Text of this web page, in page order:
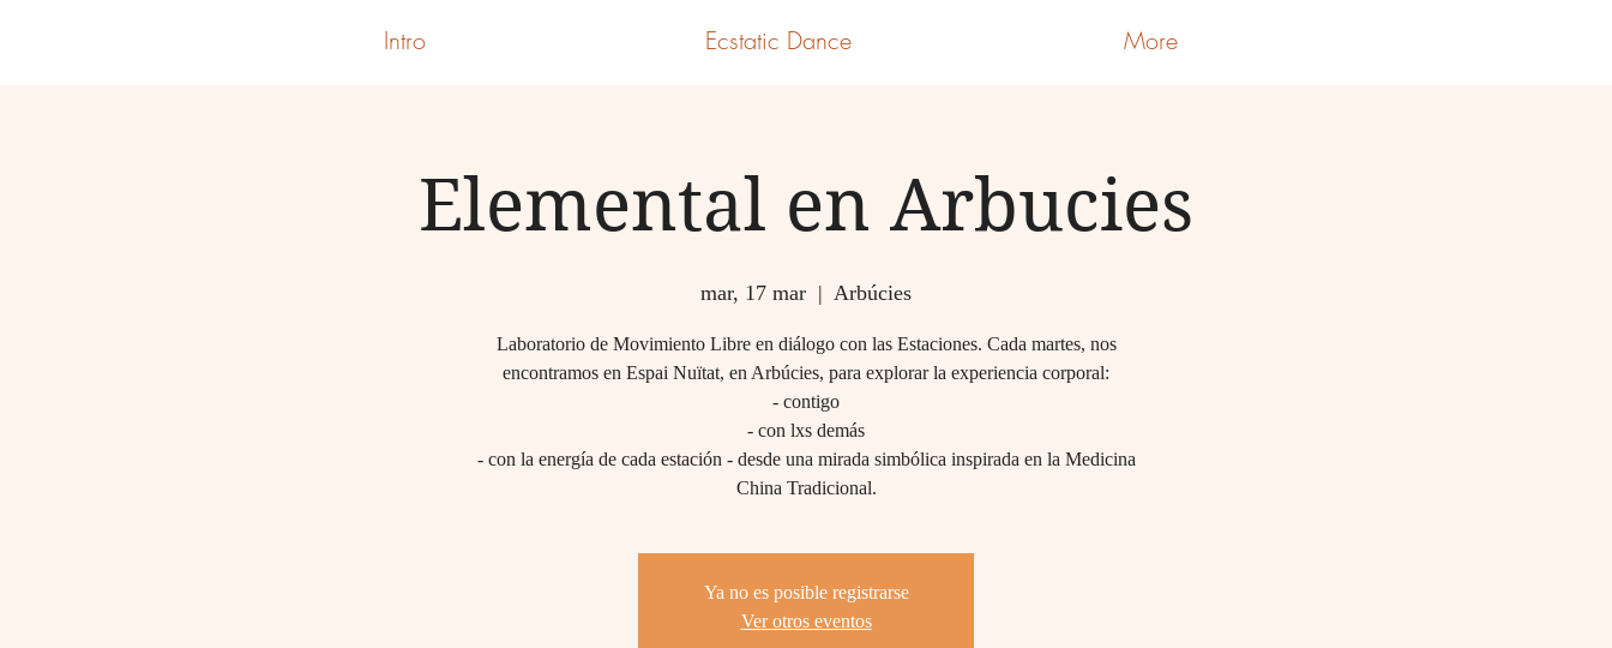
Intro Ecstatic Dance More
Elemental en Arbucies
mar, 17 mar
  |
Arbúcies
Laboratorio de Movimiento Libre en diálogo con las Estaciones. Cada martes, nos
encontramos en Espai Nuïtat, en Arbúcies, para explorar la experiencia corporal:
- contigo
- con lxs demás
- con la energía de cada estación - desde una mirada simbólica inspirada en la Medicina
China Tradicional.
Ya no es posible registrarse
Ver otros eventos